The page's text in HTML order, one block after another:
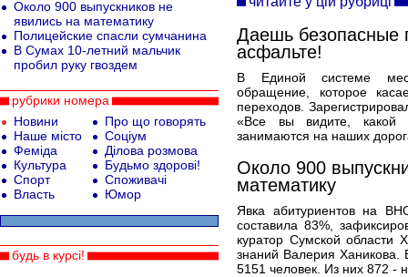
Даешь безопасные
асфальте!
В Единой системе
обращение, которое
переходов.
«Все вы видите, какой
занимаются на наших
Около 900
математику
Явка абитуриентов на
составила 83%,
куратор Сумской области
знаний Валерия Ханикова.
5151 человек. Из них 872 -
Около 900 выпускников не
явились на математику
Полицейские спасли сумчанина
В Сумах 10-летний мальчик
пробил руку гвоздем
рубрики номера
Новини
Наше місто
Феміда
Культура
Спорт
Власть
Про що говорять
Соціум
Ділова розмова
Будьмо здорові!
Споживачі
Юмор
будь в курсі!